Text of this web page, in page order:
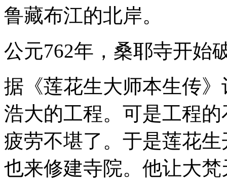
鲁藏布江的北岸。
公元762年，桑耶寺开始
据《莲花生大师本生传
浩大的工程。可是工程
疲劳不堪了。于是莲花
也来修建寺院。他让大